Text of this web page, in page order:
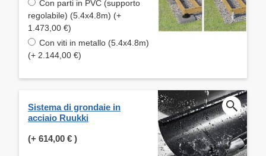
Con parti in PVC (supporto
regolabile) (5.4x4.8m) (+
1.473,00 €)
Con viti in metallo (5.4x4.8m)
(+ 2.144,00 €)
Sistema di grondaie in
acciaio Ruukki
(+ 614,00 € )